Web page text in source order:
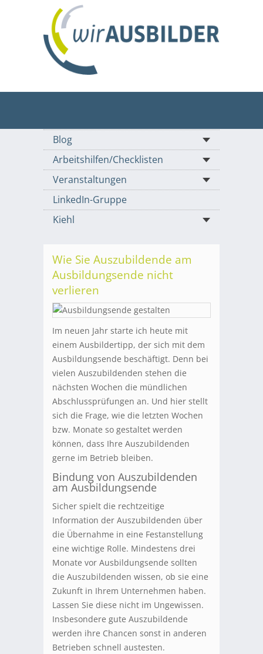
Blog
Arbeitshilfen/Checklisten
Veranstaltungen
LinkedIn-Gruppe
Kiehl
Wie Sie Auszubildende am
Ausbildungsende nicht
verlieren
Im neuen Jahr starte ich heute mit
einem Ausbildertipp, der sich mit dem
Ausbildungsende beschäftigt. Denn bei
vielen Auszubildenden stehen die
nächsten Wochen die mündlichen
Abschlussprüfungen an. Und hier stellt
sich die Frage, wie die letzten Wochen
bzw. Monate so gestaltet werden
können, dass Ihre Auszubildenden
gerne im Betrieb bleiben.
Bindung von Auszubildenden
am Ausbildungsende
Sicher spielt die rechtzeitige
Information der Auszubildenden über
die Übernahme in eine Festanstellung
eine wichtige Rolle. Mindestens drei
Monate vor Ausbildungsende sollten
die Auszubildenden wissen, ob sie eine
Zukunft in Ihrem Unternehmen haben.
Lassen Sie diese nicht im Ungewissen.
Insbesondere gute Auszubildende
werden ihre Chancen sonst in anderen
Betrieben schnell austesten.